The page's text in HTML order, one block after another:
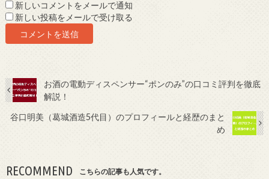
新しいコメントをメールで通知
新しい投稿をメールで受け取る
お酒の電動ディスペンサー“ポンのみ”の口コミ評判を徹底
解説！
谷口明美（葛城酒造5代目）のプロフィールと経歴のまと
め
RECOMMEND こちらの記事も人気です。